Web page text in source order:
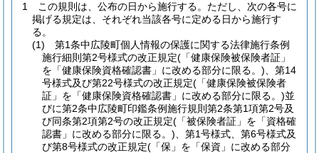
1
この規則は、公布の日から施行する。 ただし、次の各号に
掲げる規定は、それぞれ当該各号に定める日から施行す
る。
(1)
第1条中広陵町個人情報の保護に関する法律施行条例
施行細則第2号様式の改正規定(「健康保険被保険者証」
を「健康保険資格確認書」に改める部分に限る。) 、第14
号様式及び第22号様式の改正規定(「健康保険被保険者
証」を「健康保険資格確認書」に改める部分に限る。)並
びに第2条中広陵町印鑑条例施行規則第2条第1項第2号及
び同条第2項第2号の改正規定(「被保険者証」を「資格確
認書」に改める部分に限る。) 、第1号様式、第6号様式及
び第8号様式の改正規定(「保」を「保資」に改める部分